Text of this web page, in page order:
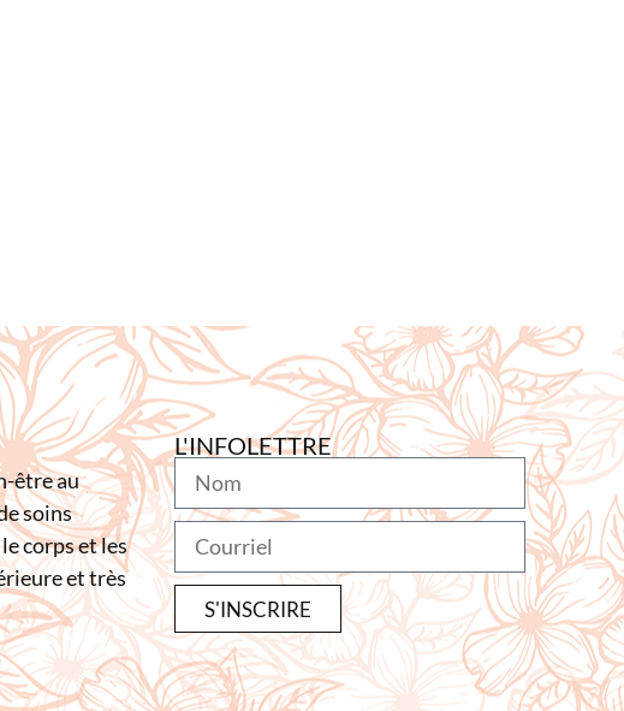
être au
soins
corps et les
et très
L'INFOLETTRE
S'INSCRIRE